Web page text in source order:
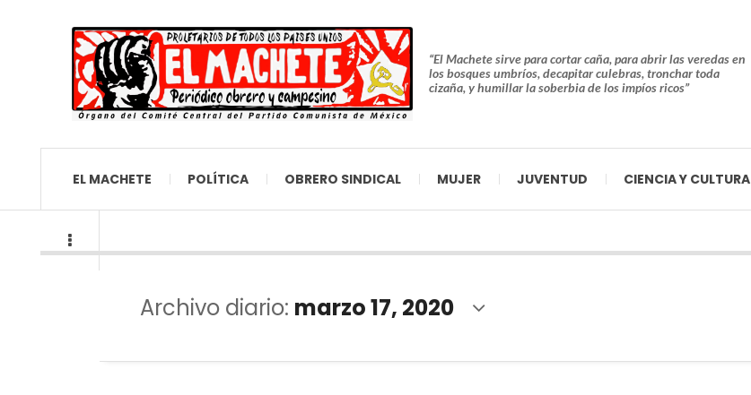
“El Machete sirve para cortar caña, para abrir las veredas en
los bosques umbríos, decapitar culebras, tronchar toda
cizaña, y humillar la soberbia de los impíos ricos”
EL MACHETE POLÍTICA OBRERO SINDICAL MUJER JUVENTUD CIENCIA Y CULTURA
Archivo diario: marzo 17, 2020